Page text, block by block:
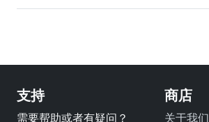
支持
需要帮助或者有疑问？
商店
关于我们